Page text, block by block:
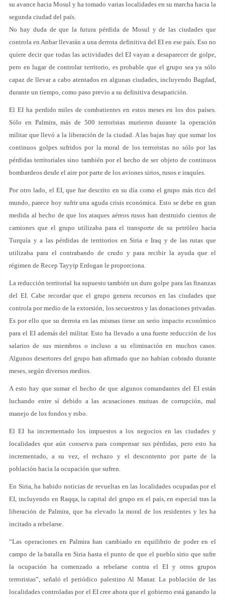
su avance hacia Mosul y ha tomado varias localidades en su marcha hacia la
segunda ciudad del país.
No hay duda de que la futura pérdida de Mosul y de las ciudades que
controla en Anbar llevarán a una derrota definitiva del EI en ese país. Eso no
quiere decir que todas las actividades del EI vayan a desaparecer de golpe,
pero en lugar de controlar territorio, es probable que el grupo sea ya sólo
capaz de llevar a cabo atentados en algunas ciudades, incluyendo Bagdad,
durante un tiempo, como paso previo a su definitiva desaparición.
El EI ha perdido miles de combatientes en estos meses en los dos países.
Sólo en Palmira, más de 500 terroristas murieron durante la operación
militar que llevó a la liberación de la ciudad. A las bajas hay que sumar los
continuos golpes sufridos por la moral de los terroristas no sólo por las
pérdidas territoriales sino también por el hecho de ser objeto de continuos
bombardeos desde el aire por parte de los aviones sirios, rusos e iraquíes.
Por otro lado, el EI, que fue descrito en su día como el grupo más rico del
mundo, parece hoy sufrir una aguda crisis económica. Esto se debe en gran
medida al hecho de que los ataques aéreos rusos han destruido cientos de
camiones que el grupo utilizaba para el transporte de su petróleo hacia
Turquía y a las pérdidas de territorios en Siria e Iraq y de las rutas que
utilizaba para el contrabando de crudo y para recibir la ayuda que el
régimen de Recep Tayyip Erdogan le proporciona.
La reducción territorial ha supuesto también un duro golpe para las finanzas
del EI. Cabe recordar que el grupo genera recursos en las ciudades que
controla por medio de la extorsión, los secuestros y las donaciones privadas.
Es por ello que su derrota en las mismas tiene un serio impacto económico
para el EI además del militar. Esto ha llevado a una fuerte reducción de los
salarios de sus miembros o incluso a su eliminación en muchos casos.
Algunos desertores del grupo han afirmado que no habían cobrado durante
meses, según diversos medios.
A esto hay que sumar el hecho de que algunos comandantes del EI están
luchando entre sí debido a las acusaciones mutuas de corrupción, mal
manejo de los fondos y robo.
El EI ha incrementado los impuestos a los negocios en las ciudades y
localidades que aún conserva para compensar sus pérdidas, pero esto ha
incrementado, a su vez, el rechazo y el descontento por parte de la
población hacia la ocupación que sufren.
En Siria, ha habido noticias de revueltas en las localidades ocupadas por el
EI, incluyendo en Raqqa, la capital del grupo en el país, en especial tras la
liberación de Palmira, que ha elevado la moral de los residentes y les ha
incitado a rebelarse.
“Las operaciones en Palmira han cambiado en equilibrio de poder en el
campo de la batalla en Siria hasta el punto de que el pueblo sirio que sufre
la ocupación ha comenzado a rebelarse contra el EI y otros grupos
terroristas”, señaló el periódico palestino Al Manar. La población de las
localidades controladas por el EI cree ahora que el gobierno está ganando la